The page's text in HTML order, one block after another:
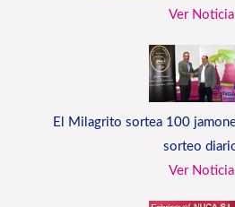
Ver Noticia
El Milagrito sortea 100
sorteo
Ver Noticia